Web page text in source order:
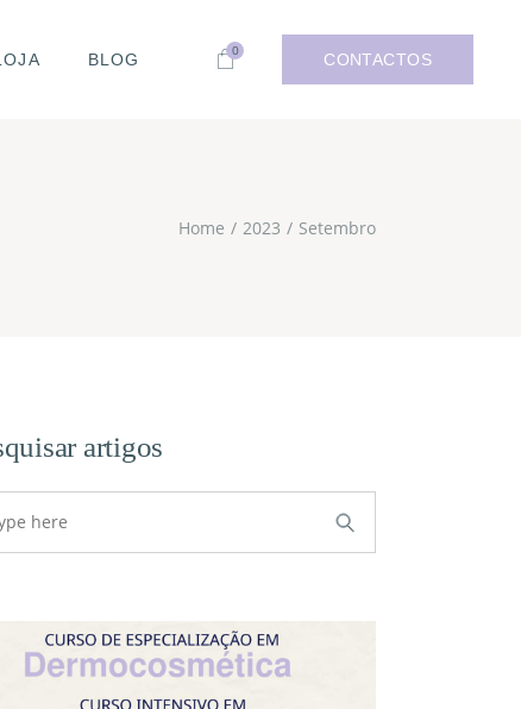
BLOG
0
CONTACTOS
Home 2023 Setembro
artigos